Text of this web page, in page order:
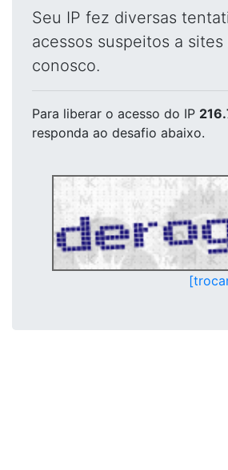
Seu IP fez diversas
acessos suspeitos a
conosco.
Para liberar o acesso do IP
responda ao desafio abaixo.